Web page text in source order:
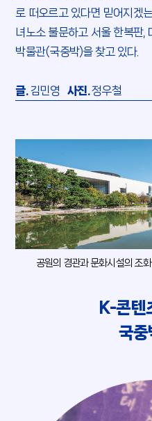
로 떠오르고 있다면 믿어지겠
녀노소 불문하고 서울 한복판,
박물관(국중박)을 찾고 있다.
글. 김민영 사진.정우철
공원의 경관과 문화시설의 조
K-콘텐
국중